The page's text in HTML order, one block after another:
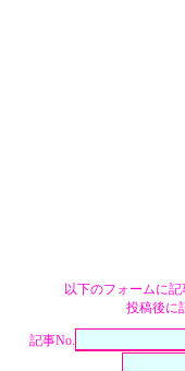
以下のフォームに
投稿後に
記事No.